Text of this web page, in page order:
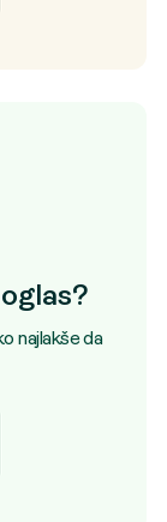
najlakše da